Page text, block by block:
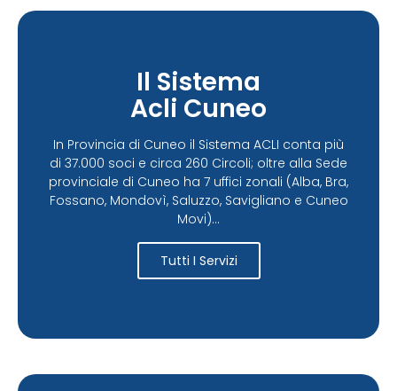
Il Sistema
Acli Cuneo
In Provincia di Cuneo il Sistema ACLI conta più
di 37.000 soci e circa 260 Circoli; oltre alla Sede
provinciale di Cuneo ha 7 uffici zonali (Alba, Bra,
Fossano, Mondovì, Saluzzo, Savigliano e Cuneo
Movi)...
Tutti I Servizi